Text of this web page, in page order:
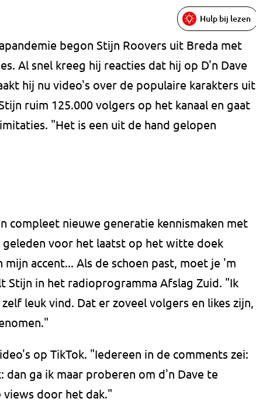
Hulp bij lezen
begon Stijn Roovers uit Breda met
Al snel kreeg hij reacties dat hij op D'n Dave
hij nu video's over de populaire karakters uit
ruim 125.000 volgers op het kanaal en gaat
"Het is een uit de hand gelopen
compleet nieuwe generatie kennismaken met
geleden voor het laatst op het witte doek
accent... Als de schoen past, moet je 'm
Stijn in het radioprogramma Afslag Zuid. "Ik
leuk vind. Dat er zoveel volgers en likes zijn,
op TikTok. "Iedereen in de comments zei:
dan ga ik maar proberen om d'n Dave te
door het dak."